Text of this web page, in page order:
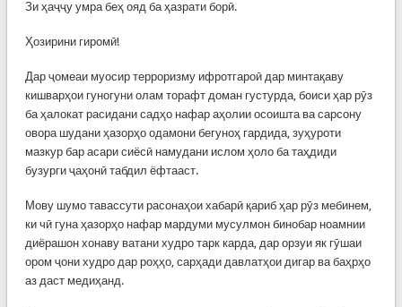
Зи ҳаҷҷу умра беҳ ояд ба ҳазрати борӣ.
Ҳозирини гиромӣ!
Дар ҷомеаи муосир терроризму ифротгароӣ дар минтақаву
кишварҳои гуногуни олам торафт доман густурда, боиси ҳар рӯз
ба ҳалокат расидани садҳо нафар аҳолии осоишта ва сарсону
овора шудани ҳазорҳо одамони бегуноҳ гардида, зуҳуроти
мазкур бар асари сиёсӣ намудани ислом ҳоло ба таҳдиди
бузурги ҷаҳонӣ табдил ёфтааст.
Мову шумо тавассути расонаҳои хабарӣ қариб ҳар рӯз мебинем,
ки чӣ гуна ҳазорҳо нафар мардуми мусулмон бинобар ноамнии
диёрашон хонаву ватани худро тарк карда, дар орзуи як гӯшаи
ором ҷони худро дар роҳҳо, сарҳади давлатҳои дигар ва баҳрҳо
аз даст медиҳанд.